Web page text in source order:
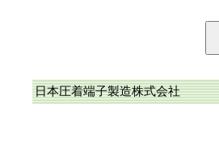
日本圧着端子製造株式会社